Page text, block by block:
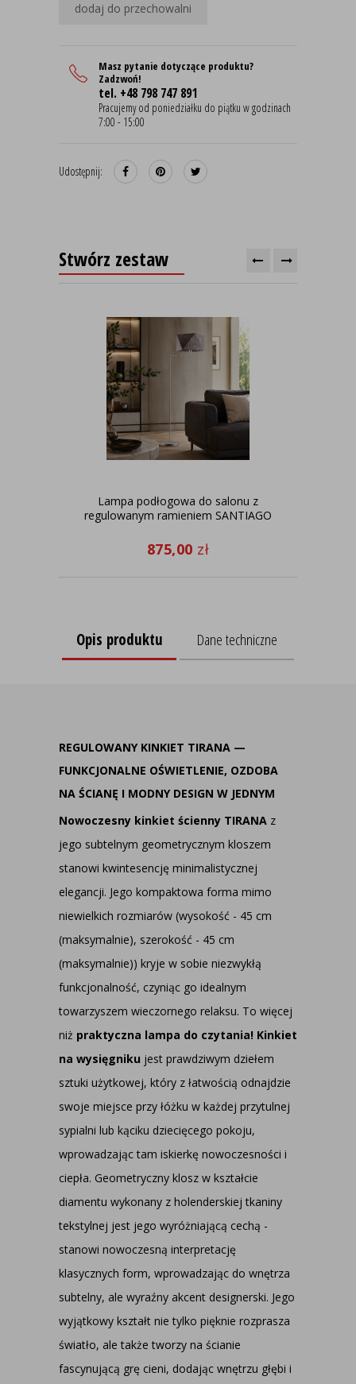
dodaj do przechowalni
Masz pytanie dotyczące produktu?
Zadzwoń!
tel. +48 798 747 891
Pracujemy od poniedziałku do piątku w godzinach
7:00 - 15:00
Udostępnij:
Stwórz zestaw
Lampa podłogowa do salonu z
regulowanym ramieniem SANTIAGO
875,00 zł
Opis produktu Dane techniczne
REGULOWANY KINKIET TIRANA —
FUNKCJONALNE OŚWIETLENIE, OZDOBA
NA ŚCIANĘ I MODNY DESIGN W JEDNYM
Nowoczesny kinkiet ścienny TIRANA z
jego subtelnym geometrycznym kloszem
stanowi kwintesencję minimalistycznej
elegancji. Jego kompaktowa forma mimo
niewielkich rozmiarów (wysokość - 45 cm
(maksymalnie), szerokość - 45 cm
(maksymalnie)) kryje w sobie niezwykłą
funkcjonalność, czyniąc go idealnym
towarzyszem wieczornego relaksu. To więcej
niż praktyczna lampa do czytania! Kinkiet
na wysięgniku jest prawdziwym dziełem
sztuki użytkowej, który z łatwością odnajdzie
swoje miejsce przy łóżku w każdej przytulnej
sypialni lub kąciku dziecięcego pokoju,
wprowadzając tam iskierkę nowoczesności i
ciepła. Geometryczny klosz w kształcie
diamentu wykonany z holenderskiej tkaniny
tekstylnej jest jego wyróżniającą cechą -
stanowi nowoczesną interpretację
klasycznych form, wprowadzając do wnętrza
subtelny, ale wyraźny akcent designerski. Jego
wyjątkowy kształt nie tylko pięknie rozprasza
światło, ale także tworzy na ścianie
fascynującą grę cieni, dodając wnętrzu głębi i